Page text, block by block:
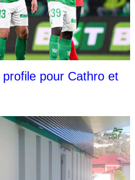
pour Cathro et